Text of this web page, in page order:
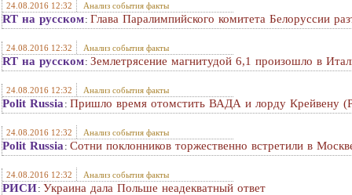
24.08.2016 12:32 Анализ события факты
RT на русском: Глава Паралимпийского комитета Белоруссии
24.08.2016 12:32 Анализ события факты
RT на русском: Землетрясение магнитудой 6,1 произошло в
24.08.2016 12:32 Анализ события факты
Polit Russia : Пришло время отомстить ВАДА и лорду Крейвену
24.08.2016 12:32 Анализ события факты
Polit Russia : Сотни поклонников торжественно встретили в
24.08.2016 12:32 Анализ события факты
РИСИ: Украина дала Польше неадекватный ответ